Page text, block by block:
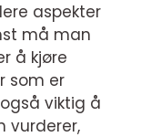
aspekter
må man
å kjøre
som er
viktig å
vurderer,